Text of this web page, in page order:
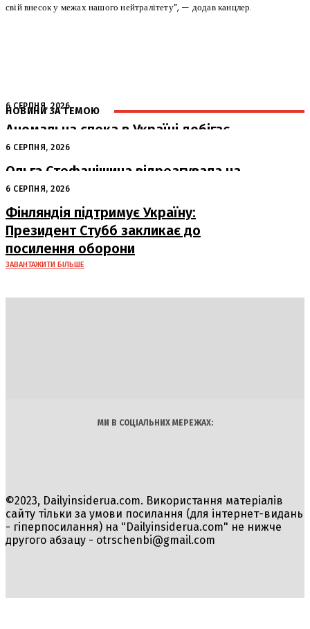
свій внесок у межах нашого нейтралітету”, — додав канцлер.
НОВИНИ ЗА ТЕМОЮ
6 СЕРПНЯ, 2026
Аномальна спека в Україні добігає
кінця: очікується похолодання
6 СЕРПНЯ, 2026
Ольга Стефанішина відреагувала на
підозри від НАБУ та САП
6 СЕРПНЯ, 2026
Фінляндія підтримує Україну:
Президент Стубб закликає до
посилення оборони
ЗАВАНТАЖИТИ БІЛЬШЕ
МИ В СОЦІАЛЬНИХ МЕРЕЖАХ:
©2023, Dailyinsiderua.com. Використання матеріалів
сайту тільки за умови посилання (для інтернет-видань
- гіперпосилання) на "Dailyinsiderua.com" не нижче
другого абзацу - otrschenbi@gmail.com